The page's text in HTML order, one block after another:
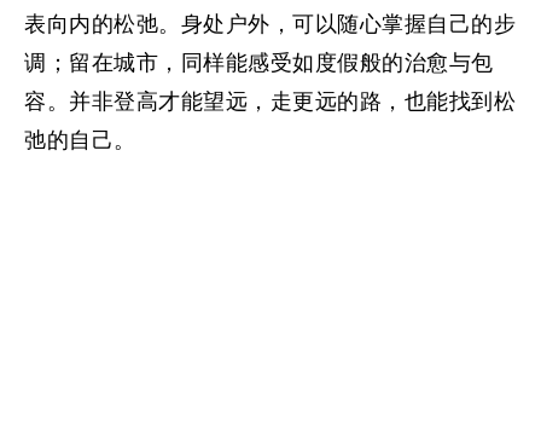
表向内的松弛。身处户外，可以随心掌握自己的步
调；留在城市，同样能感受如度假般的治愈与包
容。并非登高才能望远，走更远的路，也能找到松
弛的自己。